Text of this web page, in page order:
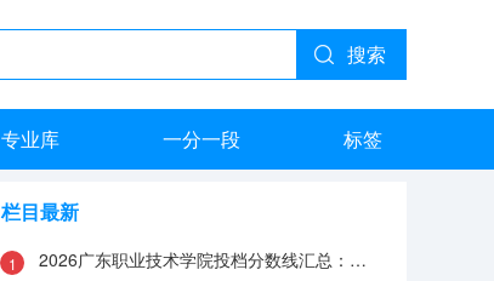
搜索
专业库 一分一段 标签
栏目最新
2026广东职业技术学院投档分数线汇总：录取分数、报到与就业数据